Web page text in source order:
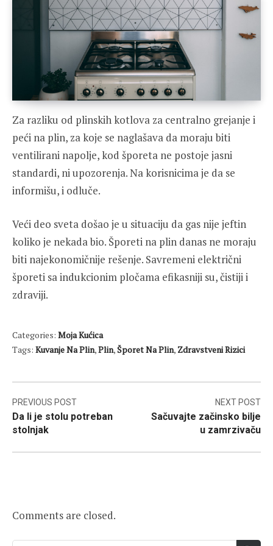
Za razliku od plinskih kotlova za centralno grejanje i
peći na plin, za koje se naglašava da moraju biti
ventilirani napolje, kod šporeta ne postoje jasni
standardi, ni upozorenja. Na korisnicima je da se
informišu, i odluče.
Veći deo sveta došao je u situaciju da gas nije jeftin
koliko je nekada bio. Šporeti na plin danas ne moraju
biti najekonomičnije rešenje. Savremeni električni
šporeti sa indukcionim pločama efikasniji su, čistiji i
zdraviji.
Categories: Moja Kućica
Tags: Kuvanje Na Plin,Plin,Šporet Na Plin, Zdravstveni Rizici
Post
navigation
PREVIOUS POST
Da li je stolu potreban
stolnjak
NEXT POST
Sačuvajte začinsko bilje
u zamrzivaču
Comments are closed.